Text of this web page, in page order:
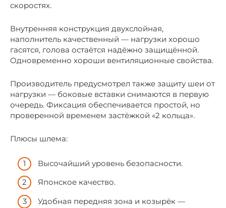
скоростях.
Внутренняя конструкция двухслойная,
наполнитель качественный — нагрузки хорошо
гасятся, голова остаётся надёжно защищённой.
Одновременно хороши вентиляционные свойства.
Производитель предусмотрел также защиту шеи от
нагрузки — боковые вставки снимаются в первую
очередь. Фиксация обеспечивается простой, но
проверенной временем застёжкой «2 кольца».
Плюсы шлема:
Высочайший уровень безопасности.
Японское качество.
Удобная передняя зона и козырёк —